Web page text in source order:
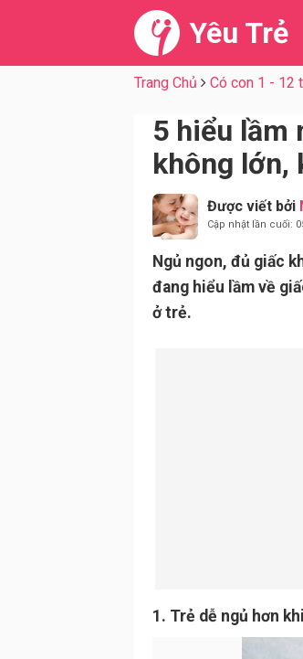
Yêu Trẻ
Trang Chủ Có con 1 - 12
5 hiểu lầm
không lớn,
Được viết bởi
Cập nhật lần cuối:
Ngủ ngon, đủ giấc
đang hiểu lầm về
ở trẻ.
1. Trẻ dễ ngủ hơn